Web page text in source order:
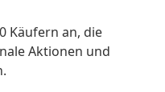
Käufern an, die
Aktionen und